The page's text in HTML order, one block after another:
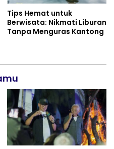
Tips Hemat untuk
Berwisata: Nikmati Liburan
Tanpa Menguras Kantong